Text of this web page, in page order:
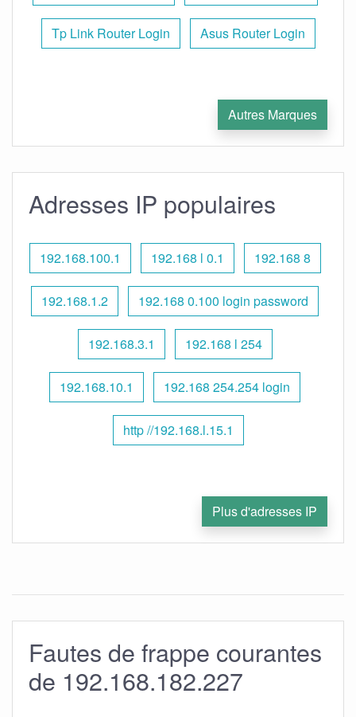
Tp Link Router Login Asus Router Login
Autres Marques
Adresses IP populaires
192.168.100.1 192.168 l 0.1 192.168 8
192.168.1.2 192.168 0.100 login password
192.168.3.1 192.168 l 254
192.168.10.1 192.168 254.254 login
http //192.168.l.15.1
Plus d'adresses IP
Fautes de frappe courantes
de 192.168.182.227